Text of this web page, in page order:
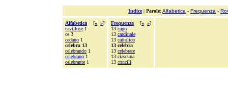
Indice| Parole: Alfabetica - Frequenza -
Alfabetica [« »]
cavillose 1
ce 3
cedano 1
celebra 13
celebrando 1
celebrano 1
celebrante 1
Frequenza [« »]
13 capo
13 cardinale
13 cattolico
13 celebra
13 celebrate
13 ciascuna
13 concili